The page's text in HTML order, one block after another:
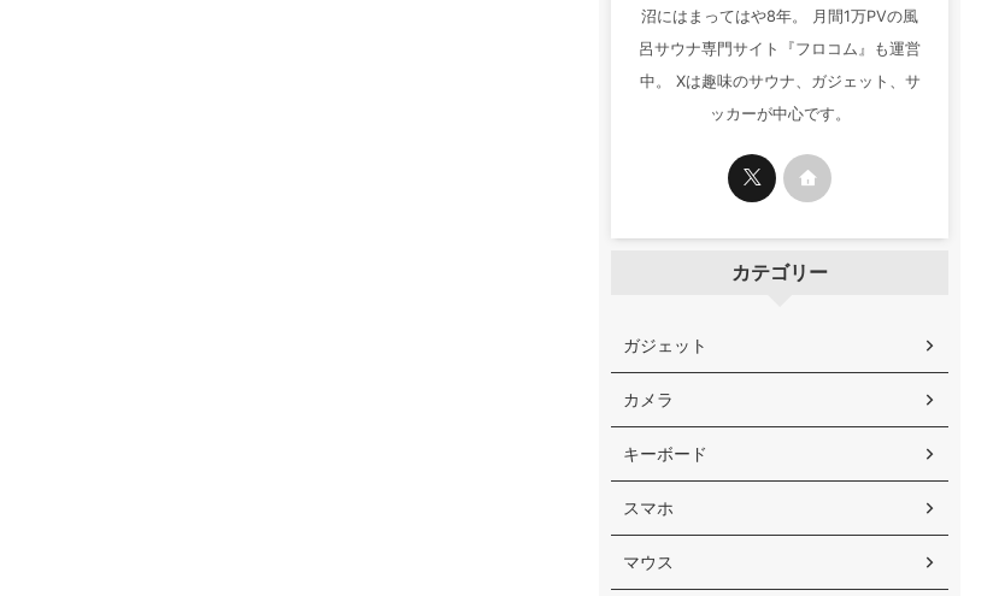
沼にはまってはや8年。 月間1万PVの風
呂サウナ専門サイト『フロコム』も運営
中。 Xは趣味のサウナ、ガジェット、サ
ッカーが中心です。
カテゴリー
ガジェット
カメラ
キーボード
スマホ
マウス